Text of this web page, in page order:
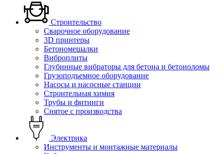
Строительство
Сварочное оборудование
3D принтеры
Бетономешалки
Виброплиты
Глубинные вибраторы для бетона и бетоноломы
Грузоподъемное оборудование
Насосы и насосные станции
Строительная химия
Трубы и фитинги
Снятое с производства
Электрика
Инструменты и монтажные материалы